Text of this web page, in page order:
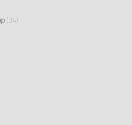
(34)